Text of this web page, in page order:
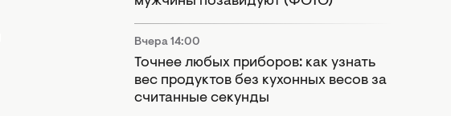
Вчера 14:00
Точнее любых приборов: как узнать
вес продуктов без кухонных весов за
считанные секунды